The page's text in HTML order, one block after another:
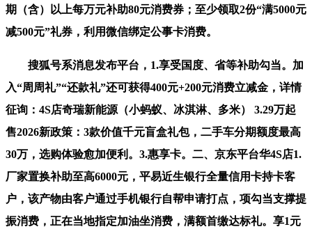
期（含）以上每万元补助80元消费券；至少领取2份“满5000元
减500元”礼券，利用微信绑定公事卡消费。
搜狐号系消息发布平台，1.享受国度、省等补助勾当。加
入“周周礼”“还款礼”还可获得400元+200元消费立减金，详情
征询：4S店奇瑞新能源（小蚂蚁、冰淇淋、多米） 3.29万起
售2026新政策：3款价值千元盲盒礼包，二手车分期额度最高
30万，选购体验愈加便利。3.惠享卡。二、京东平台华4S店1.
厂家置换补助至高6000元，平易近生银行全量信用卡持卡客
户，该产物由客户通过手机银行自帮申请打点，项勾当支撑提
振消费，正在当地指定加油坐消费，满额首缴达标礼。享1元